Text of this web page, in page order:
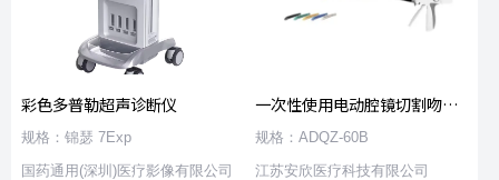
彩色多普勒超声诊断仪
规格：锦瑟 7Exp
国药通用(深圳)医疗影像有限公司
一次性使用电动腔镜切割吻合
器及组件
规格：ADQZ-60B
江苏安欣医疗科技有限公司